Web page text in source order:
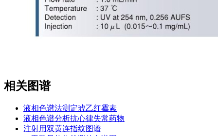
相关图谱
液相色谱法测定琥乙红霉素
液相色谱分析抗心律失常药物
注射用双黄连指纹图谱